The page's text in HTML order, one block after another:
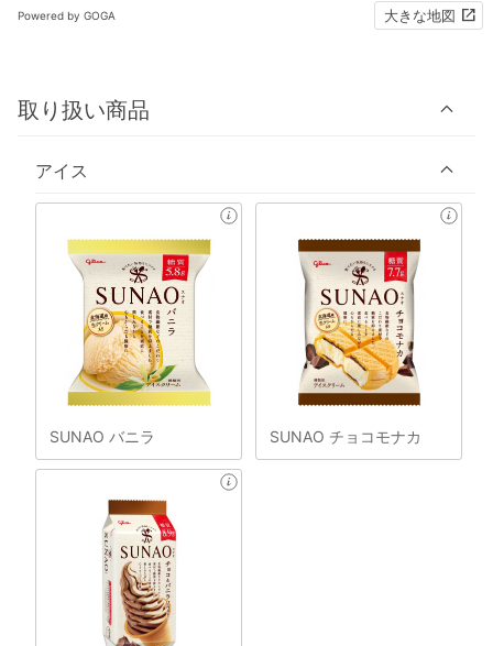
Powered by GOGA 大きな地図
取り扱い商品
アイス
SUNAO バニラ SUNAO チョコモナカ